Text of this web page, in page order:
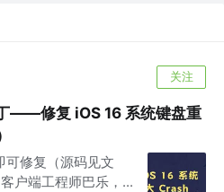
关注
——修复 iOS 16 系统键盘重
可修复（源码见文
户端工程师巴乐，...